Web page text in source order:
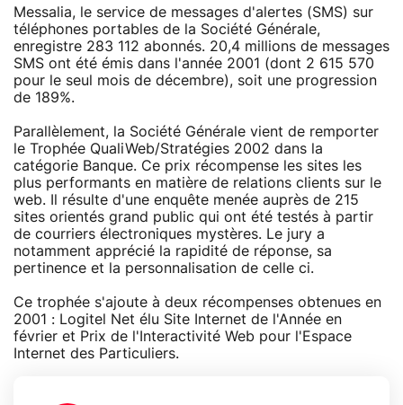
Messalia, le service de messages d'alertes (SMS) sur
téléphones portables de la Société Générale,
enregistre 283 112 abonnés. 20,4 millions de messages
SMS ont été émis dans l'année 2001 (dont 2 615 570
pour le seul mois de décembre), soit une progression
de 189%.
Parallèlement, la Société Générale vient de remporter
le Trophée QualiWeb/Stratégies 2002 dans la
catégorie Banque. Ce prix récompense les sites les
plus performants en matière de relations clients sur le
web. Il résulte d'une enquête menée auprès de 215
sites orientés grand public qui ont été testés à partir
de courriers électroniques mystères. Le jury a
notamment apprécié la rapidité de réponse, sa
pertinence et la personnalisation de celle ci.
Ce trophée s'ajoute à deux récompenses obtenues en
2001 : Logitel Net élu Site Internet de l'Année en
février et Prix de l'Interactivité Web pour l'Espace
Internet des Particuliers.